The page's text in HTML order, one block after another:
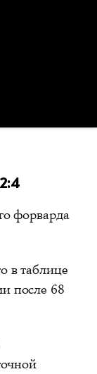
форварда
в таблице
после 68